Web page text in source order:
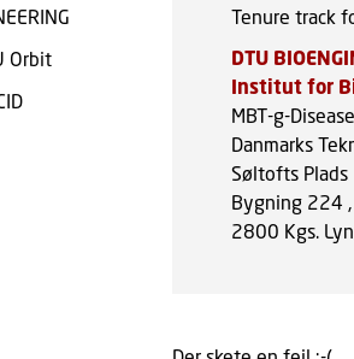
Orbit
Tenure track
DTU
Institut for
MBT-g-
Danmarks
Søltofts Plads
Bygning 224
2800 Kgs.